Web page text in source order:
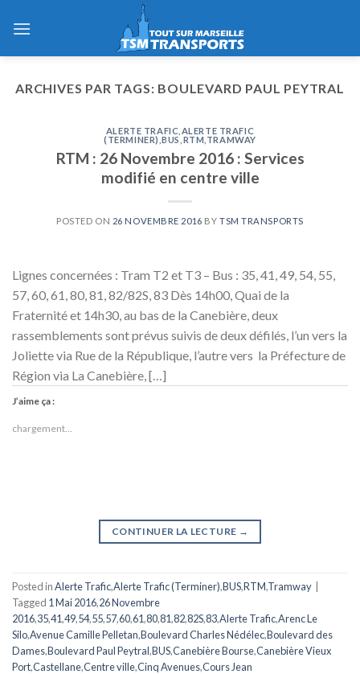
ARCHIVES PAR TAGS: BOULEVARD PAUL PEYTRAL
ALERTE TRAFIC ALERTE TRAFIC
(TERMINER) ,BUS RTM TRAMWAY
RTM : 26 Novembre 2016 : Services
modifié en centre ville
POSTED ON 26 NOVEMBRE 2016 BY TSM TRANSPORTS
Lignes concernées : Tram T2 et T3 – Bus : 35, 41, 49, 54, 55,
57, 60, 61, 80, 81, 82/82S, 83 Dès 14h00, Quai de la
Fraternité et 14h30, au bas de la Canebière, deux
rassemblements sont prévus suivis de deux défilés, l’un vers la
Joliette via Rue de la République, l’autre vers la Préfecture de
Région via La Canebière, […]
J’aime ça :
chargement…
CONTINUER LA LECTURE →
Posted inAlerte Trafic,Alerte Trafic (Terminer),BUS,RTM,Tramway
Tagged 1 Mai 2016,26 Novembre
2016,35,41,49,54,55,57,60,61,80,81,82,82S,83,Alerte Trafic,Arenc Le
Silo,Avenue Camille Pelletan,Boulevard Charles Nédélec,Boulevard des
Dames,Boulevard Paul Peytral,BUS,Canebière Bourse,Canebière Vieux
Port,Castellane,Centre ville,Cinq Avenues,Cours Jean